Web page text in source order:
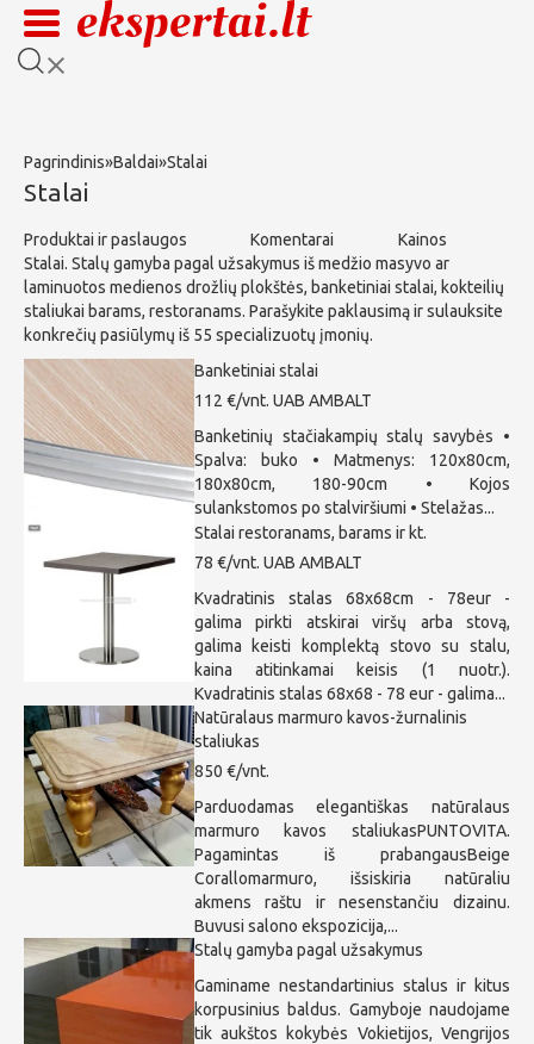
Pagrindinis»Baldai»Stalai
Stalai
Produktai ir paslaugos Komentarai
Kainos
Stalai. Stalų gamyba pagal užsakymus iš medžio masyvo ar
laminuotos medienos drožlių plokštės, banketiniai stalai, kokteilių
staliukai barams, restoranams. Parašykite paklausimą ir sulauksite
konkrečių pasiūlymų iš 55 specializuotų įmonių.
Banketiniai stalai
112 €/vnt. UAB AMBALT
Banketinių stačiakampių stalų savybės •
Spalva: buko • Matmenys: 120x80cm,
180x80cm, 180-90cm • Kojos
sulankstomos po stalviršiumi • Stelažas...
Stalai restoranams, barams ir kt.
78 €/vnt. UAB AMBALT
Kvadratinis stalas 68x68cm - 78eur -
galima pirkti atskirai viršų arba stovą,
galima keisti komplektą stovo su stalu,
kaina atitinkamai keisis (1 nuotr.).
Kvadratinis stalas 68x68 - 78 eur - galima...
Natūralaus marmuro kavos-žurnalinis
staliukas
850 €/vnt.
Parduodamas elegantiškas natūralaus
marmuro kavos staliukasPUNTOVITA.
Pagamintas iš prabangausBeige
Corallomarmuro, išsiskiria natūraliu
akmens raštu ir nesenstančiu dizainu.
Buvusi salono ekspozicija,...
Stalų gamyba pagal užsakymus
Gaminame nestandartinius stalus ir kitus
korpusinius baldus. Gamyboje naudojame
tik aukštos kokybės Vokietijos, Vengrijos